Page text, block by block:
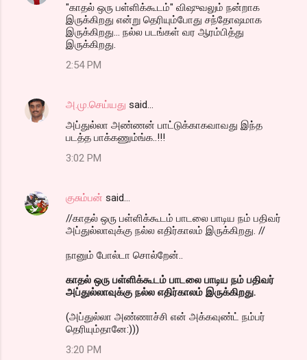
"காதல் ஒரு பள்ளிக்கூடம்" விஷுவலும் நன்றாக
இருக்கிறது என்று தெரியும்போது சந்தோஷமாக
இருக்கிறது... நல்ல படங்கள் வர ஆரம்பித்து
இருக்கிறது.
2:54 PM
அ.மு.செய்யது said…
அப்துல்லா அண்ணன் பாட்டுக்காகவாவது இந்த
படத்த பாக்கணும்ங்க..!!!
3:02 PM
குசும்பன் said…
//காதல் ஒரு பள்ளிக்கூடம் பாடலை பாடிய நம் பதிவர்
அப்துல்லாவுக்கு நல்ல எதிர்காலம் இருக்கிறது. //
நானும் போல்டா சொல்றேன்..
காதல் ஒரு பள்ளிக்கூடம் பாடலை பாடிய நம் பதிவர்
அப்துல்லாவுக்கு நல்ல எதிர்காலம் இருக்கிறது.
(அப்துல்லா அண்ணாச்சி என் அக்கவுண்ட் நம்பர்
தெரியும்தானே:)))
3:20 PM